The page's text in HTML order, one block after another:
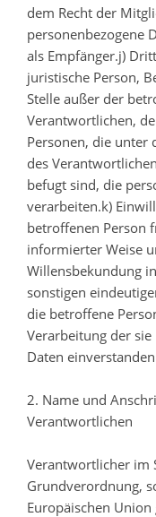
dem Recht der
personenbezogene
als Empfänger.j)
juristische Person,
Stelle außer der
Verantwortlichen,
Personen, die
des
befugt sind, die
verarbeiten.k)
betroffenen Person
informierter Weise
Willensbekundung
sonstigen
die betroffene
Verarbeitung der
Daten
2. Name und
Verantwortlichen
Verantwortlicher im
Grundverordnung,
Europäischen